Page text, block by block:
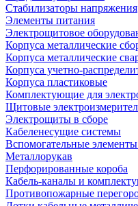
Стабилизаторы напряжения
Элементы питания
Электрощитовое
Корпуса металлические
Корпуса металлические
Корпуса учетно-
Корпуса пластиковые
Комплектующие для
Щитовые
Электрощиты в сборе
Кабеленесущие системы
Вспомогательные
Металлорукав
Перфорированные короба
Кабель-каналы и
Противопожарные